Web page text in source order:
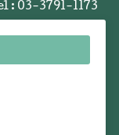
: 03-3791-1173